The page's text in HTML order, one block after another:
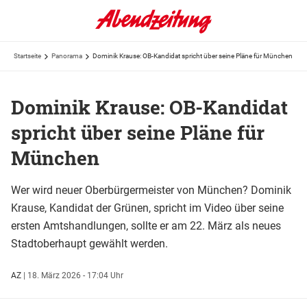
Startseite Panorama Dominik Krause: OB-Kandidat spricht über seine Pläne für München
Dominik Krause: OB-Kandidat
spricht über seine Pläne für
München
Wer wird neuer Oberbürgermeister von München? Dominik
Krause, Kandidat der Grünen, spricht im Video über seine
ersten Amtshandlungen, sollte er am 22. März als neues
Stadtoberhaupt gewählt werden.
AZ | 18. März 2026 - 17:04 Uhr